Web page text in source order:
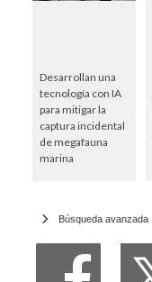
Desarrollan una
tecnología con IA
para mitigar la
captura incidental
de megafauna
marina
Búsqueda avanzada